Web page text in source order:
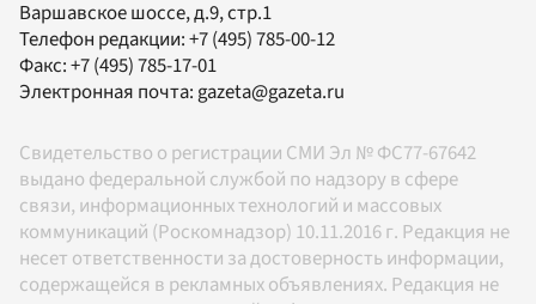
Варшавское шоссе, д.9, стр.1
Телефон редакции:+7 (495) 785-00-12
Факс:+7 (495) 785-17-01
Электронная почта:gazeta@gazeta.ru
Свидетельство о регистрации СМИ Эл № ФС77-67642
выдано федеральной службой по надзору в сфере
связи, информационных технологий и массовых
коммуникаций (Роскомнадзор) 10.11.2016 г. Редакция не
несет ответственности за достоверность информации,
содержащейся в рекламных объявлениях. Редакция не